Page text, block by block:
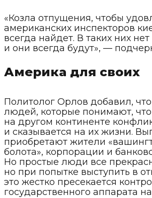
«Козла отпущения, чтобы
американских инспекторов
всегда найдет. В таких них нет
и они всегда будут», —
Америка для своих
Политолог Орлов добавил,
людей, которые понимают,
на другом континенте
и сказывается на их жизни.
приобретают жители
болота», корпорации и
Но простые люди все
но при попытке выступить в
это жестко пресекается
государственного аппарата